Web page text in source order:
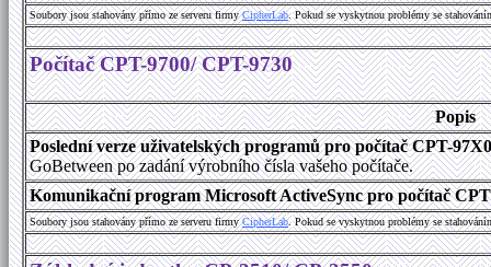
Soubory jsou stahovány přímo ze serveru firmyCipherLab. Pokud se vyskytnou problémy se
Počítač CPT-9700/ CPT-9730
Popis
Poslední verze uživatelských programů pro počítač CPT-97X0
GoBetween po zadání výrobního čísla vašeho počítače.
Komunikační program Microsoft ActiveSync pro počítač
Soubory jsou stahovány přímo ze serveru firmyCipherLab. Pokud se vyskytnou problémy se